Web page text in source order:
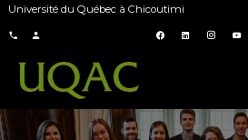
Université du Québec à Chicoutimi